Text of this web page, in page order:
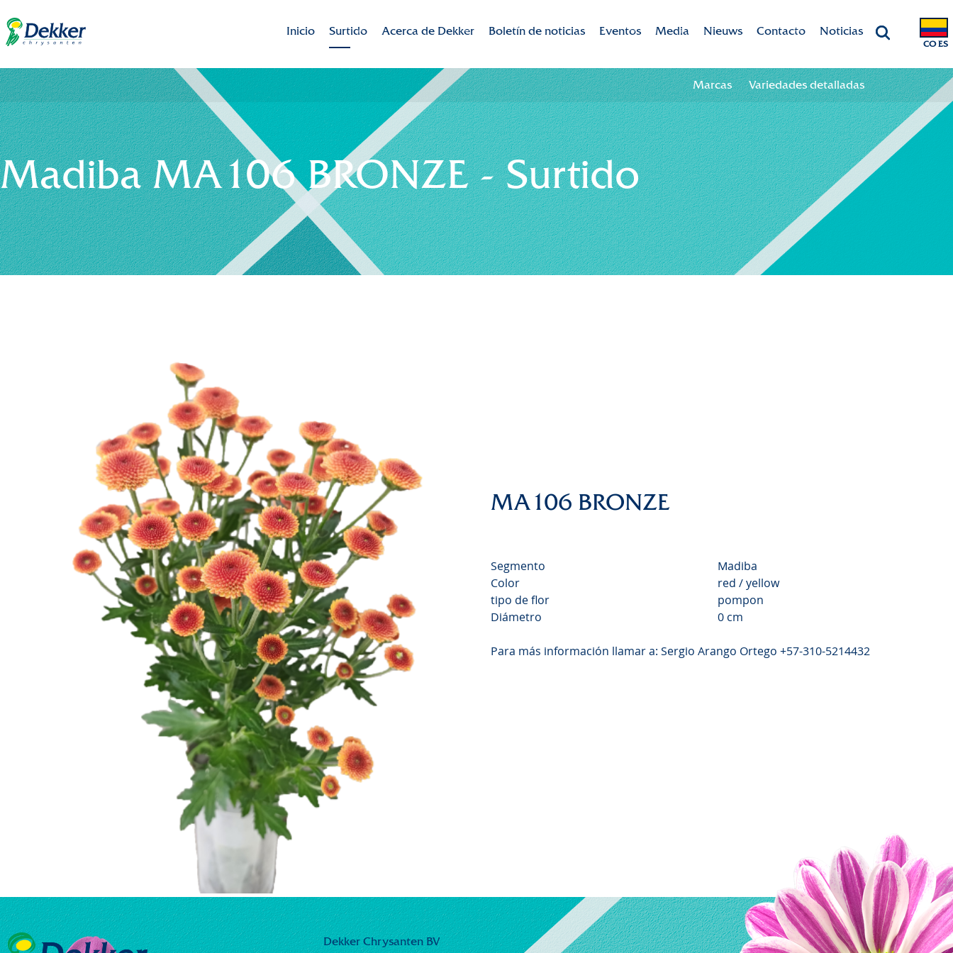
CO ES
Inicio Surtido
Marcas
Variedades detalladas
Acerca de Dekker
Dekker Chrysanten
Misión-visión
RSE
Sostenibilidad
Innovación
Internacional
Historia
Boletín de noticias Eventos
Fiestas
Media
Colour your season!
Downloads
Nieuws Contacto
Datos de contacto
Team
Noticias
Marcas Variedades detalladas
Madiba MA106 BRONZE - Surtido
MA106 BRONZE
Segmento
Madiba
Color
red / yellow
tipo de flor
pompon
Diámetro
0 cm
Para más información llamar a: Sergio Arango Ortego +57-310-5214432
Dekker Chrysanten BV